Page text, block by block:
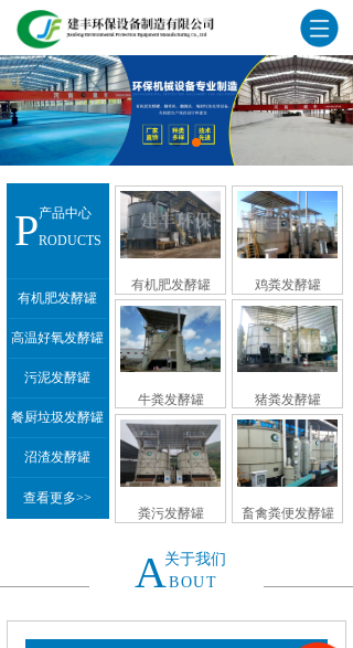
产品中心
PRODUCTS
有机肥发酵罐
高温好氧发酵罐
污泥发酵罐
餐厨垃圾发酵罐
沼渣发酵罐
查看更多>>
有机肥发酵罐 鸡粪发酵罐
牛粪发酵罐 猪粪发酵罐
粪污发酵罐 畜禽粪便发酵罐
关于我们
ABOUT